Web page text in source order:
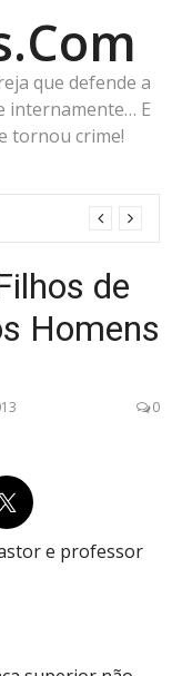
que defende a
internamente… E
tornou crime!
de
Homens
0
e professor